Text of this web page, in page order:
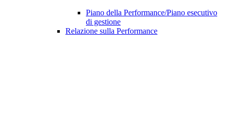
Piano della Performance/Piano esecutivo
di gestione
Relazione sulla Performance